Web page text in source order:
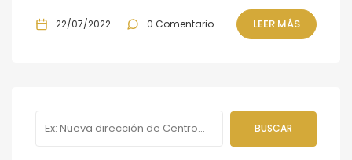
22/07/2022 0 Comentario LEER MÁS